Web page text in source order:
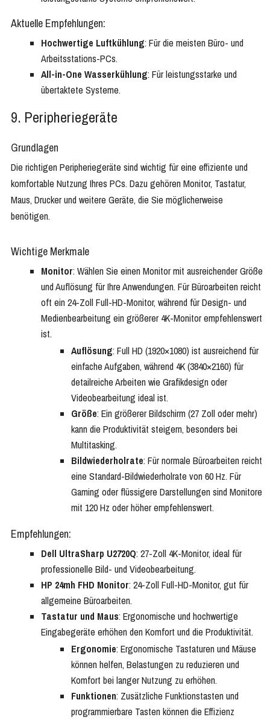
Aktuelle Empfehlungen:
Hochwertige Luftkühlung: Für die meisten Büro- und
Arbeitsstations-PCs.
All-in-One Wasserkühlung: Für leistungsstarke und
übertaktete Systeme.
9. Peripheriegeräte
Grundlagen
Die richtigen Peripheriegeräte sind wichtig für eine effiziente und
komfortable Nutzung Ihres PCs. Dazu gehören Monitor, Tastatur,
Maus, Drucker und weitere Geräte, die Sie möglicherweise
benötigen.
Wichtige Merkmale
Monitor: Wählen Sie einen Monitor mit ausreichender Größe
und Auflösung für Ihre Anwendungen. Für Büroarbeiten reicht
oft ein 24-Zoll Full-HD-Monitor, während für Design- und
Medienbearbeitung ein größerer 4K-Monitor empfehlenswert
ist.
Auflösung: Full HD (1920×1080) ist ausreichend für
einfache Aufgaben, während 4K (3840×2160) für
detailreiche Arbeiten wie Grafikdesign oder
Videobearbeitung ideal ist.
Größe: Ein größerer Bildschirm (27 Zoll oder mehr)
kann die Produktivität steigern, besonders bei
Multitasking.
Bildwiederholrate: Für normale Büroarbeiten reicht
eine Standard-Bildwiederholrate von 60 Hz. Für
Gaming oder flüssigere Darstellungen sind Monitore
mit 120 Hz oder höher empfehlenswert.
Empfehlungen:
Dell UltraSharp U2720Q: 27-Zoll 4K-Monitor, ideal für
professionelle Bild- und Videobearbeitung.
HP 24mh FHD Monitor: 24-Zoll Full-HD-Monitor, gut für
allgemeine Büroarbeiten.
Tastatur und Maus: Ergonomische und hochwertige
Eingabegeräte erhöhen den Komfort und die Produktivität.
Ergonomie: Ergonomische Tastaturen und Mäuse
können helfen, Belastungen zu reduzieren und
Komfort bei langer Nutzung zu erhöhen.
Funktionen: Zusätzliche Funktionstasten und
programmierbare Tasten können die Effizienz